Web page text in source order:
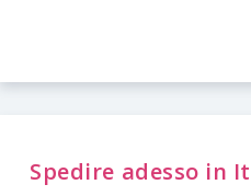
Spedire adesso in